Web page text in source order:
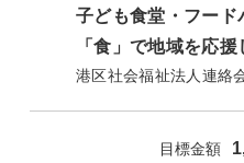
子ども食堂・フード
「食」で地域を応援
港区社会福祉法人連絡
目標金額